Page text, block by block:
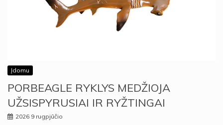
Įdomu
PORBEAGLE RYKLYS MEDŽIOJA
UŽSISPYRUSIAI IR RYŽTINGAI
2026 9 rugpjūčio